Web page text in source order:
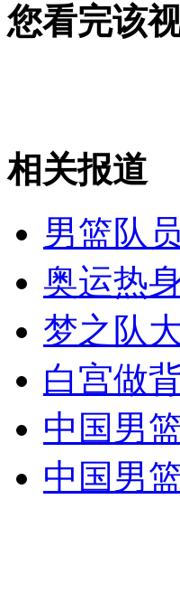
女孩北京地铁殴打老
无痛分娩是否安全 医
外交部：反对强权政
外交部：有关国家言
您看完该
相关报道
男篮队
奥运热
梦之队
白宫做
中国男
中国男